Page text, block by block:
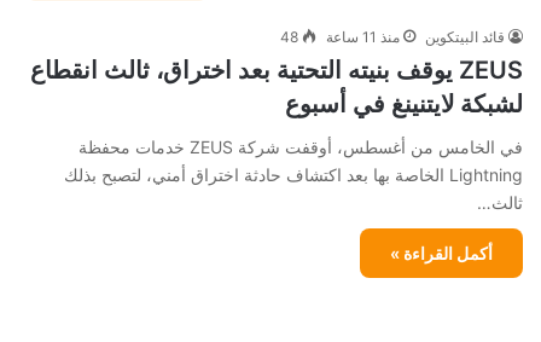
قائد البيتكوين منذ 11 ساعة 48
ZEUS يوقف بنيته التحتية بعد اختراق، ثالث انقطاع
لشبكة لايتنينغ في أسبوع
في الخامس من أغسطس، أوقفت شركة ZEUS خدمات محفظة
Lightning الخاصة بها بعد اكتشاف حادثة اختراق أمني، لتصبح بذلك
ثالث…
أكمل القراءة »